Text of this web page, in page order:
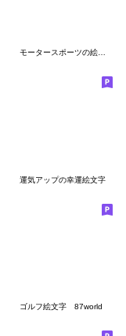
モータースポーツの絵文字
運気アップの幸運絵文字
ゴルフ絵文字 87world